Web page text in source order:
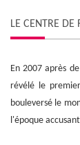
LE CENTRE DE
En 2007 après
révélé le premier
bouleversé le
l'époque